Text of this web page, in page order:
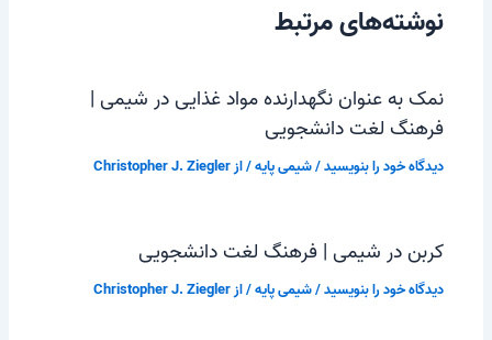
نوشته‌های مرتبط
نمک به عنوان نگهدارنده مواد غذایی در شیمی |
فرهنگ لغت دانشجویی
دیدگاه‌ خود را بنویسید/شیمی پایه/ ازChristopher J. Ziegler
کربن در شیمی | فرهنگ لغت دانشجویی
دیدگاه‌ خود را بنویسید/شیمی پایه/ ازChristopher J. Ziegler